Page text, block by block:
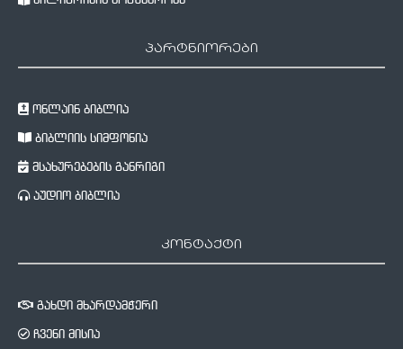
პარტნიორები
ონლაინ ბიბლია
ბიბლიის სიმფონია
მსახურებების განრიგი
აუდიო ბიბლია
კონტაქტი
გახდი მხარდამჭერი
ჩვენი მისია